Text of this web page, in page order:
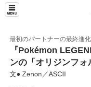
最初のパートナーの最終進
『Pokémon
ンの「オリジンフォ
文● Zenon／ASCII